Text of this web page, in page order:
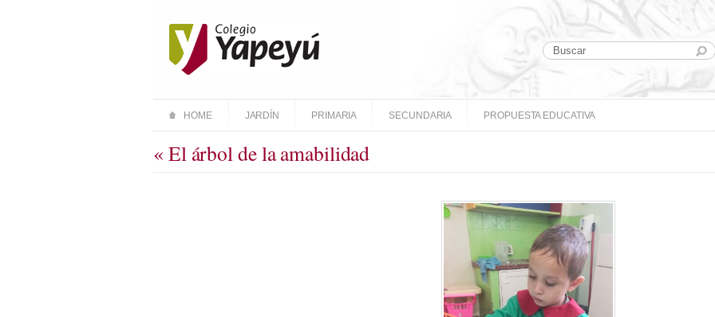
HOME JARDÍN PRIMARIA SECUNDARIA PROPUESTA EDUCATIVA
« El árbol de la amabilidad